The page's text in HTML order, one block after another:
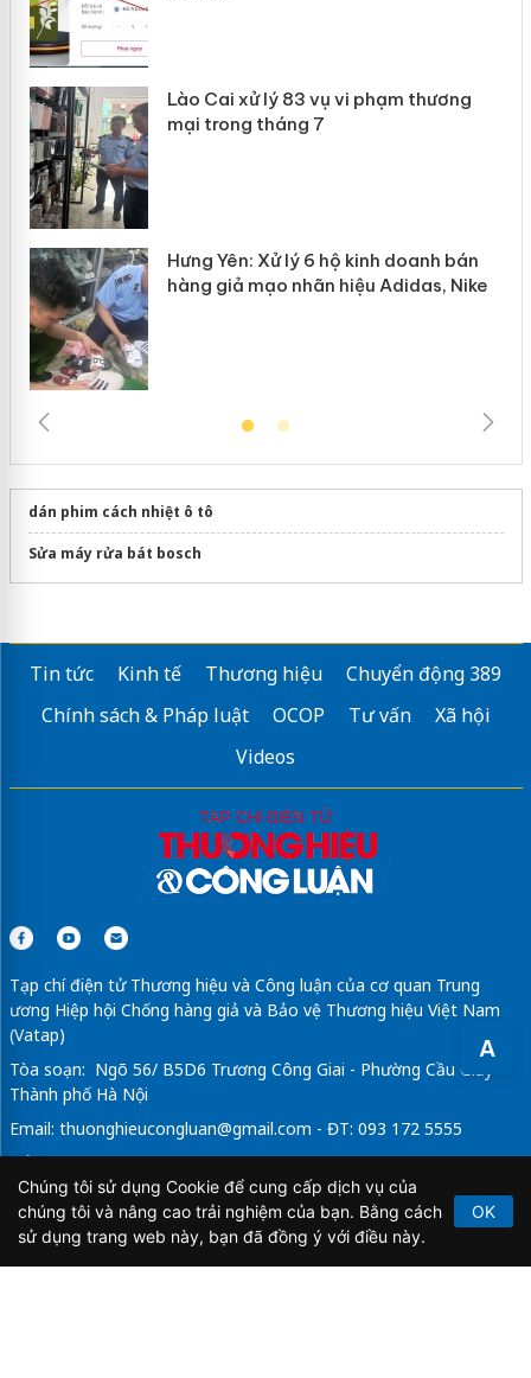
A
Lào Cai xử lý 83 vụ vi phạm thương
mại trong tháng 7
Hưng Yên: Xử lý 6 hộ kinh doanh bán
hàng giả mạo nhãn hiệu Adidas, Nike
dán phim cách nhiệt ô tô
Sửa máy rửa bát bosch
Tin tức Kinh tế Thương hiệu
Chuyển động 389
Chính sách & Pháp luật
OCOP Tư vấn
Xã hội
Videos
Tạp chí điện tử Thương hiệu và Công luận của cơ quan Trung
ương Hiệp hội Chống hàng giả và Bảo vệ Thương hiệu Việt Nam
(Vatap)
Tòa soạn: Ngõ 56/ B5D6 Trương Công Giai - Phường Cầu Giấy -
Thành phố Hà Nội
Email: thuonghieucongluan@gmail.com - ĐT: 093 172 5555
Tổng Biên Tập: Vũ Đức Thuận
Giấy phép hoạt động báo chí điện tử số 64/GP-BTTTT do Bộ
Thông tin và Truyền thông cấp ngày 21/2/2020.
Chúng tôi sử dụng Cookie để cung cấp dịch vụ của
chúng tôi và nâng cao trải nghiệm của bạn. Bằng cách
sử dụng trang web này, bạn đã đồng ý với điều này.
OK